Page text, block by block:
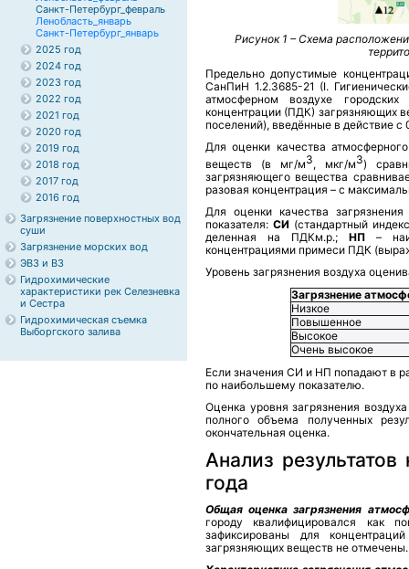
Санкт-Петербург_февраль
Ленобласть_январь
Санкт-Петербург_январь
2025 год
2024 год
2023 год
2022 год
2021 год
2020 год
2019 год
2018 год
2017 год
2016 год
Загрязнение поверхностных вод
суши
Загрязнение морских вод
ЭВЗ и ВЗ
Гидрохимические
характеристики рек Селезневка
и Сестра
Гидрохимическая съемка
Выборгского залива
Рисунок 1 – Схема
Предельно допустимые
СанПиН 1.2.3685-21 (I.
атмосферном воздухе
концентрации (ПДК) загрязняющих
поселений), введённые в действие с
Для оценки качества
веществ (в мг/м3, мкг/м3)
загрязняющего вещества
разовая концентрация – с
Для оценки качества
показателя: СИ (стандартный
деленная на ПДКм.р.; НП –
концентрациями примеси ПДК
Уровень загрязнения воздуха
Загрязнение
Низкое
Повышенное
Высокое
Очень высокое
Если значения СИ и НП попадают в
по наибольшему показателю.
Оценка уровня загрязнения
полного объема полученных
окончательная оценка.
Анализ
года
Общая оценка загрязнения
городу квалифицировался
зафиксированы для
загрязняющих веществ не отмечены.